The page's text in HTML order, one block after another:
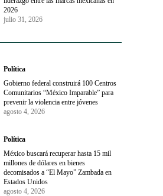
2026
julio 31, 2026
Política
Gobierno federal construirá 100 Centros
Comunitarios “México Imparable” para
prevenir la violencia entre jóvenes
agosto 4, 2026
Política
México buscará recuperar hasta 15 mil
millones de dólares en bienes
decomisados a “El Mayo” Zambada en
Estados Unidos
agosto 4, 2026